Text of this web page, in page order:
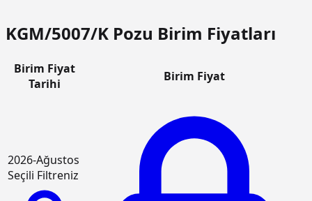
KGM/5007/K Pozu Birim Fiyatları
Birim Fiyat
Tarihi
Birim Fiyat
2026-Ağustos
Seçili Filtreniz